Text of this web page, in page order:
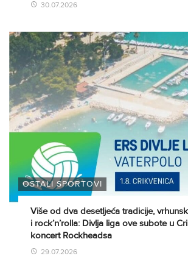
30.07.2026
OSTALI SPORTOVI
Više od dva desetljeća tradicije,
i rock’n’rolla: Divlja liga ove subote u
koncert Rockheadsa
29.07.2026